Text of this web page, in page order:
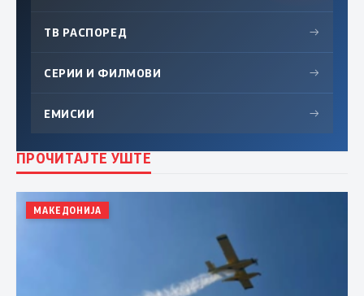
ТВ РАСПОРЕД →
СЕРИИ И ФИЛМОВИ →
ЕМИСИИ →
ПРОЧИТАЈТЕ УШТЕ
МАКЕДОНИЈА